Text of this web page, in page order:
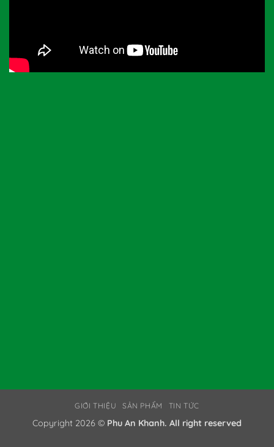
GIỚI THIỆU SẢN PHẨM TIN TỨC
Copyright 2026 © Phu An Khanh. All right reserved